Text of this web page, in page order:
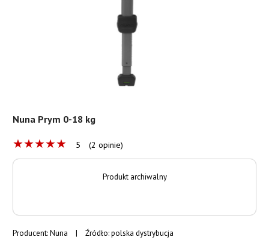
Nuna Prym 0-18 kg
★★★★★ 5 (2 opinie)
Producent:Nuna | Źródło: polska dystrybucja
Produkt archiwalny